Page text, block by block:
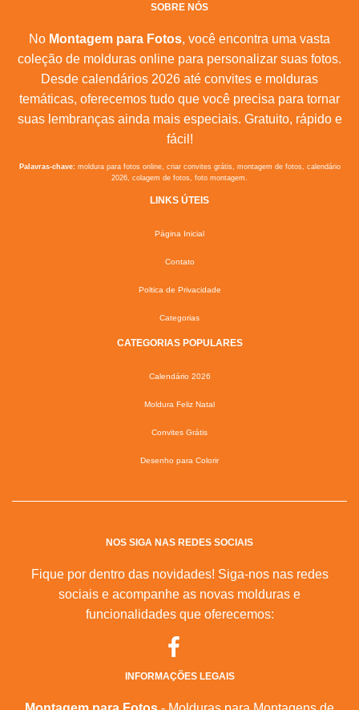
SOBRE NÓS
No Montagem para Fotos, você encontra uma vasta
coleção de molduras online para personalizar suas fotos.
Desde calendários 2026 até convites e molduras
temáticas, oferecemos tudo que você precisa para tornar
suas lembranças ainda mais especiais. Gratuito, rápido e
fácil!
Palavras-chave:moldura para fotos online, criar convites grátis, montagem de fotos, calendário
2026, colagem de fotos, foto montagem.
LINKS ÚTEIS
Página Inicial
Contato
Poltica de Privacidade
Categorias
CATEGORIAS POPULARES
Calendário 2026
Moldura Feliz Natal
Convites Grátis
Desenho para Colorir
NOS SIGA NAS REDES SOCIAIS
Fique por dentro das novidades! Siga-nos nas redes
sociais e acompanhe as novas molduras e
funcionalidades que oferecemos:
INFORMAÇÕES LEGAIS